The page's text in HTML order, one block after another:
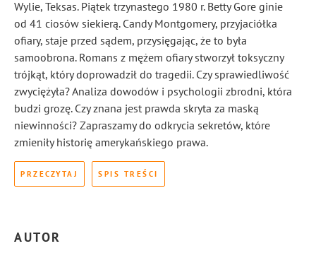
Wylie, Teksas. Piątek trzynastego 1980 r. Betty Gore ginie
od 41 ciosów siekierą. Candy Montgomery, przyjaciółka
ofiary, staje przed sądem, przysięgając, że to była
samoobrona. Romans z mężem ofiary stworzył toksyczny
trójkąt, który doprowadził do tragedii. Czy sprawiedliwość
zwyciężyła? Analiza dowodów i psychologii zbrodni, która
budzi grozę. Czy znana jest prawda skryta za maską
niewinności? Zapraszamy do odkrycia sekretów, które
zmieniły historię amerykańskiego prawa.
PRZECZYTAJ SPIS TREŚCI
AUTOR